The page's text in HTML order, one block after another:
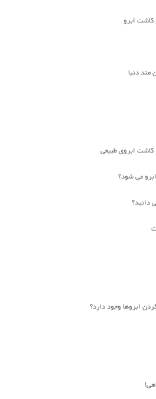
ابرو
متد دنیا
ابروی طبیعی
می شود؟
دانید؟
ابروها وجود دارد؟